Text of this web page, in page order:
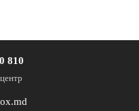
810